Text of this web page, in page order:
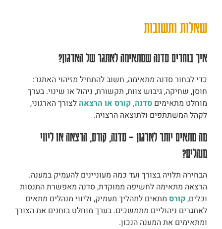
שאלות ותשובות
איך בוחרים סדנה שמתאימה לאתגר של הארגון?
כדי לבחור סדנה מתאימה, חשוב להתחיל מזיהוי האתגר:
חוסן, שחיקה, גיבוש צוות, תקשורת, ניהול או שינוי. בערך
מוחלט מתאימים סדנה, קורס או הרצאה לצורך הארגוני,
לקהל המשתתפים ולתוצאה הרצויה.
מה מתאים יותר לארגון – סדנה, קורס, הרצאה או ליווי
מנהלים?
הבחירה תלויה בצורך ועד כמה מעוניינים להעמיק במענה.
הרצאה מתאימה לחשיפה ממוקדת, סדנה מאפשרת התנסות
וכלים,קורס מתאים לתהליך מעמיק, וליווי מנהלים מתאים
לאתגרים ניהוליים מתמשכים. בערך מוחלט בוחנים את הצורך
ומתאימים את המענה הנכון.